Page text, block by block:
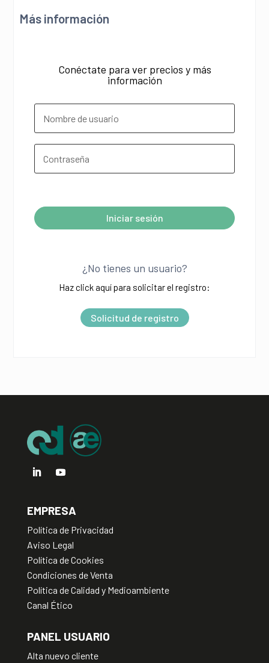
Más información
Conéctate para ver precios y más
información
Iniciar sesión
:
¿No tienes un usuario?
Haz click aquí para solicitar el registro:
Solicitud de registro
EMPRESA
Política de Privacidad
Aviso Legal
Política de Cookies
Condiciones de Venta
Política de Calidad y Medioambiente
Canal Ético
PANEL USUARIO
Alta nuevo cliente